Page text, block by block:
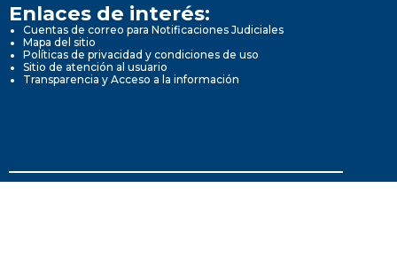
Enlaces de interés:
Cuentas de correo para Notificaciones Judiciales
Mapa del sitio
Políticas de privacidad y condiciones de uso
Sitio de atención al usuario
Transparencia y Acceso a la información